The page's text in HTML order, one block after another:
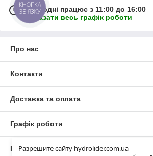
Разрешите сайту hydrolider.com.ua
Сьогодні працює з 11:00 до 16:00
Показати весь графік роботи
Про нас
Контакти
Доставка та оплата
Графік роботи
Повна версія сайту
КНОПКА
ЗВ'ЯЗКУ